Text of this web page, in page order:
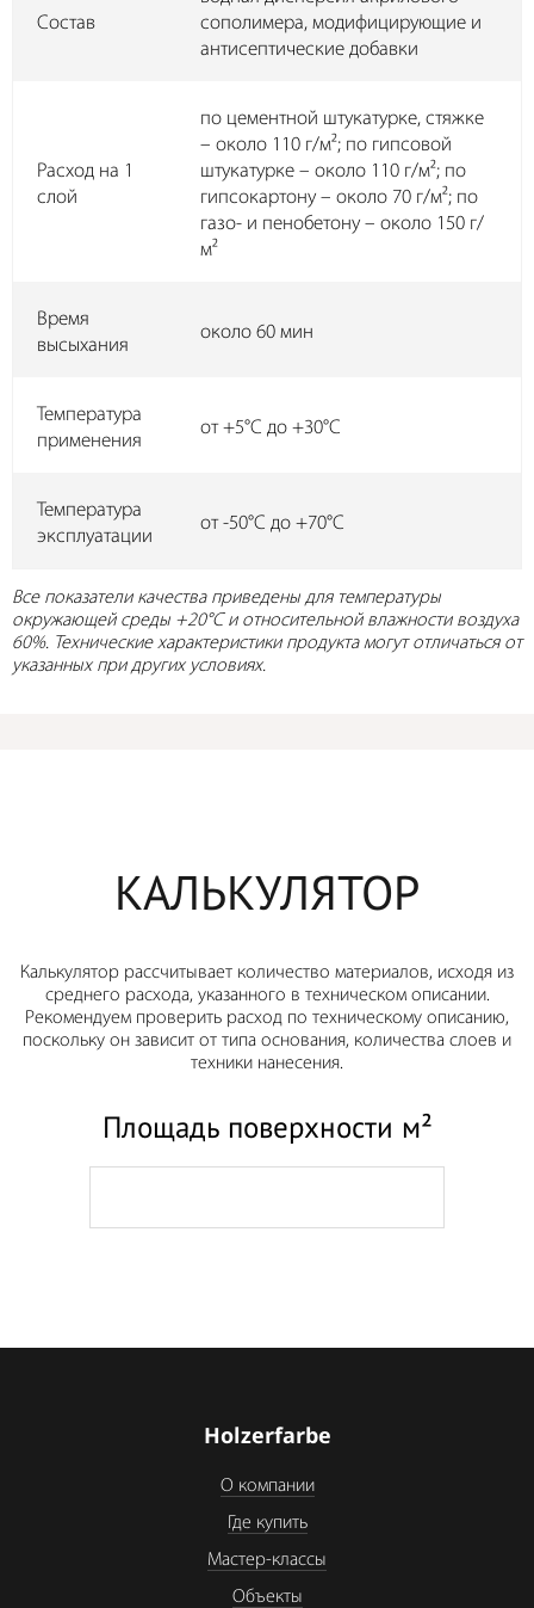
Состав
сополимера, модифицирующие и
антисептические добавки
Расход на 1
слой
по цементной штукатурке, стяжке
– около 110 г/м²; по гипсовой
штукатурке – около 110 г/м²; по
гипсокартону – около 70 г/м²; по
газо- и пенобетону – около 150 г/
м²
Время
высыхания
около 60 мин
Температура
применения
от +5°С до +30°С
Температура
эксплуатации
от -50°С до +70°С
Все показатели качества приведены для температуры
окружающей среды +20°C и относительной влажности воздуха
60%. Технические характеристики продукта могут отличаться от
указанных при других условиях.
КАЛЬКУЛЯТОР
Калькулятор рассчитывает количество материалов, исходя из
среднего расхода, указанного в техническом описании.
Рекомендуем проверить расход по техническому описанию,
поскольку он зависит от типа основания, количества слоев и
техники нанесения.
Площадь поверхности м²
Holzerfarbe
О компании
Где купить
Мастер-классы
Объекты